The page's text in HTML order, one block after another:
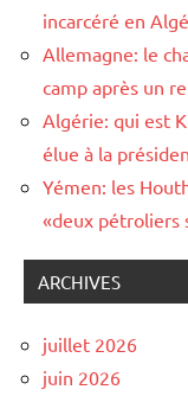
incarcéré en
Allemagne: le
camp après un
Algérie: qui est
élue à la
Yémen: les
«deux pétroliers
ARCHIVES
juillet 2026
juin 2026